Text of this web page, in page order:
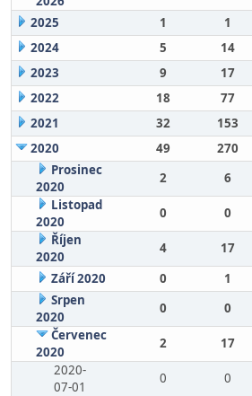
2025
1 1
2024
5 14
2023
9 17
2022
18 77
2021
32 153
2020
49 270
Prosinec
2020
2 6
Listopad
2020
0 0
Říjen
2020
4 17
Září 2020
0 1
Srpen
2020
0 0
Červenec
2020
2 17
2020-
07-01
0 0